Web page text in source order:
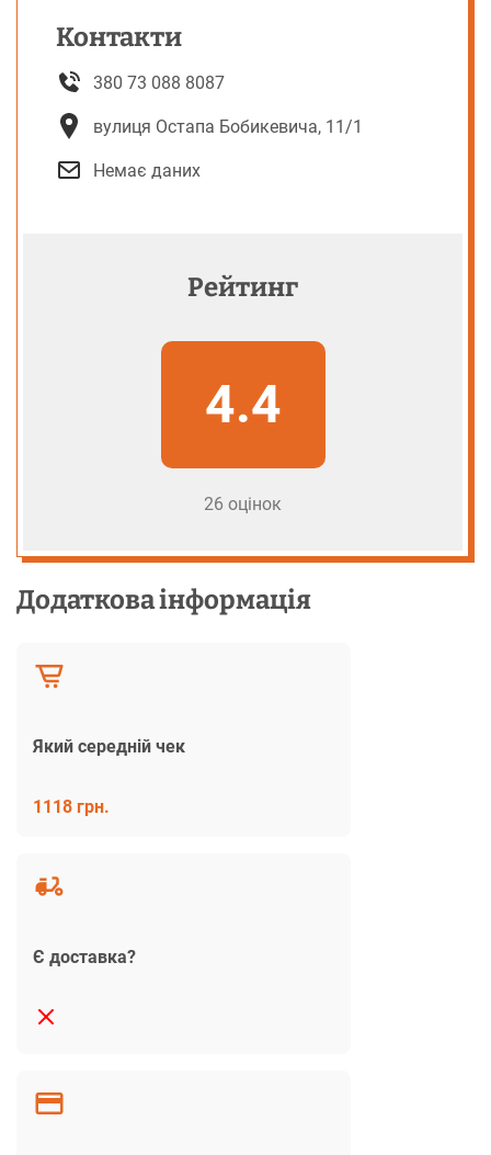
Контакти
380 73 088 8087
вулиця Остапа Бобикевича, 11/1
Немає даних
Рейтинг
4.4
26 оцінок
Додаткова інформація
Який середній чек
1118 грн.
Є доставка?